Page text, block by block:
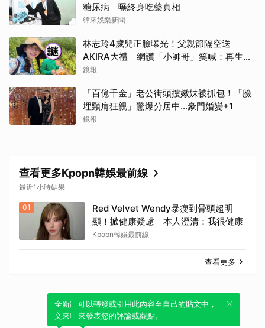
糖尿病 曝終身吃藥真相
緯來娛樂新聞
林志玲4歲兒正臉曝光！父親節隔空送
AKIRA大禮 網讚「小帥哥」笑喊：再生一
個
鏡報
「百億千金」老公街頭摟嫩妹被抓包！「臉
埋頸肩狂親」驚爆分居中...豪門婚變+1
鏡報
查看更多Kpopn韓娛最前線
最近1小時結果
01
Red Velvet Wendy暴瘦到骨頭超明
顯！掀健康疑慮 本人澄清：我很健康
Kpopn韓娛最前線
查看更多
全新體驗！一鍵引用此內容，透過發布貼
文來輕鬆表達個人立場。
可以轉發或引用此內容至自己的貼文中，
來發表您的評論或觀點。